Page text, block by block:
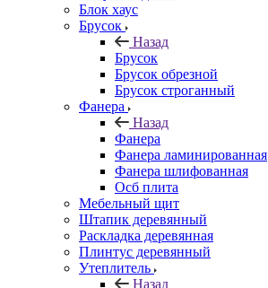
Блок хаус
Брусок
Назад
Брусок
Брусок обрезной
Брусок строганный
Фанера
Назад
Фанера
Фанера ламинированная
Фанера шлифованная
Осб плита
Мебельный щит
Штапик деревянный
Раскладка деревянная
Плинтус деревянный
Утеплитель
Назад